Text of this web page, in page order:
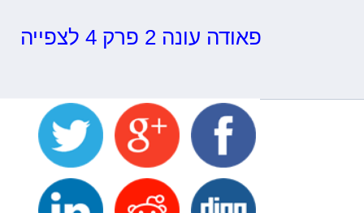
פאודה עונה 2 פרק 4 לצפייה